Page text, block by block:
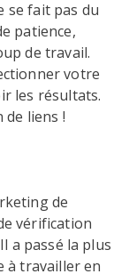
se fait pas du
patience,
de travail.
votre
les résultats.
de liens !
de
vérification
a passé la plus
à travailler en